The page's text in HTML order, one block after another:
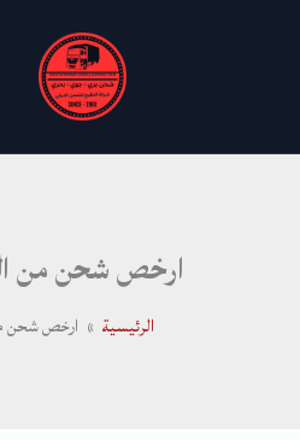
ارخص شحن من
الرئيسية ارخص شحن